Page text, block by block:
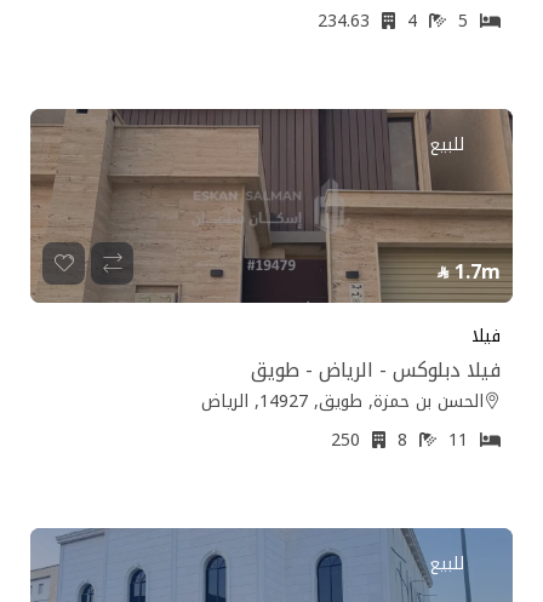
4
للبيع
1.7m
فيلا
فيلا دبلوكس - الرياض - طويق
الحسن بن حمزة, طويق, 14927, الرياض
للبيع